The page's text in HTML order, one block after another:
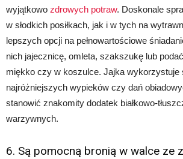
wyjątkowo zdrowych potraw. Doskonale
w słodkich posiłkach, jak i w tych na
lepszych opcji na pełnowartościowe
nich jajecznicę, omleta, szakszukę lub
miękko czy w koszulce. Jajka wykorzystuje
najróżniejszych wypieków czy dań
stanowić znakomity dodatek białkowo-
warzywnych.
6. Są pomocną bronią w walce ze